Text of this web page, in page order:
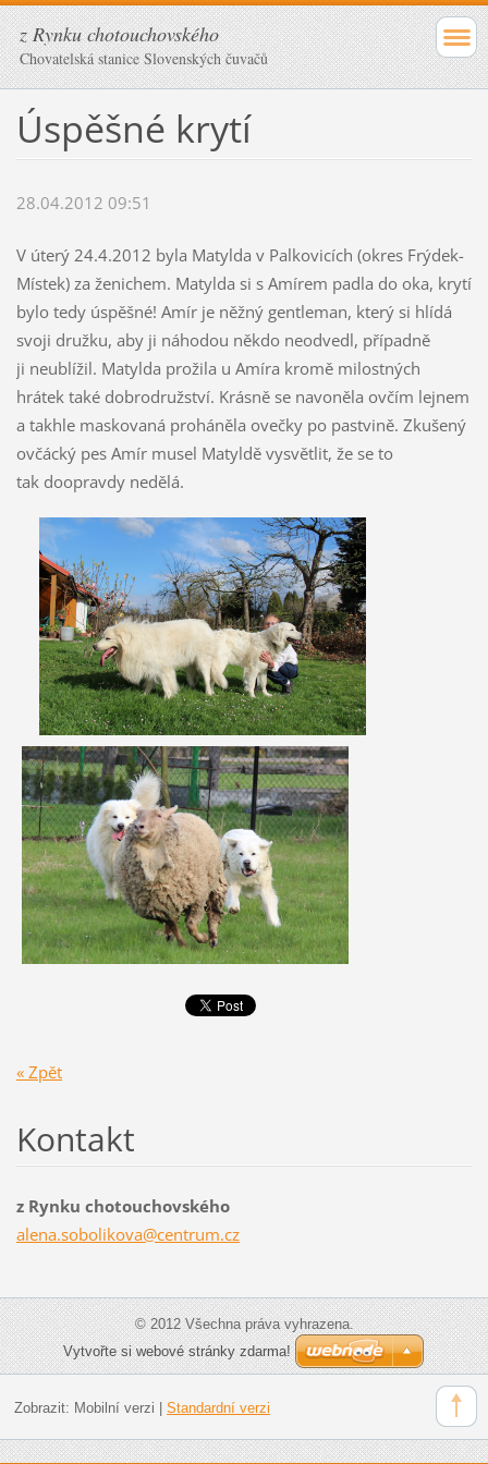
z Rynku chotouchovského
Chovatelská stanice Slovenských čuvačů
Úspěšné krytí
28.04.2012 09:51
V úterý 24.4.2012 byla Matylda v Palkovicích (okres Frýdek-
Místek) za ženichem. Matylda si s Amírem padla do oka, krytí
bylo tedy úspěšné! Amír je něžný gentleman, který si hlídá
svoji družku, aby ji náhodou někdo neodvedl, případně
ji neublížil. Matylda prožila u Amíra kromě milostných
hrátek také dobrodružství. Krásně se navoněla ovčím lejnem
a takhle maskovaná proháněla ovečky po pastvině. Zkušený
ovčácký pes Amír musel Matyldě vysvětlit, že se to
tak doopravdy nedělá.
« Zpět
Kontakt
z Rynku chotouchovského
alena.sobolikova@centrum.cz
© 2012 Všechna práva vyhrazena.
Vytvořte si webové stránky zdarma!
Zobrazit: Mobilní verzi Standardní verzi